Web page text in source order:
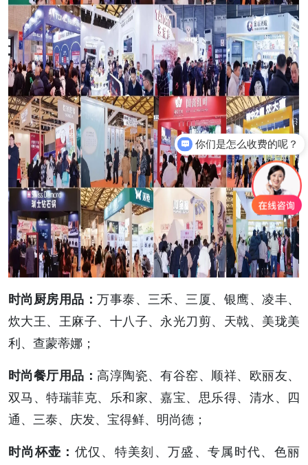
时尚厨房用品：万事泰、三禾、三厦、银鹰、凌丰、
炊大王、王麻子、十八子、永光刀剪、天戟、美珑美
利、查蒙蒂娜；
时尚餐厅用品： 高淳陶瓷、有谷窑、顺祥、欧丽友、
双马、特瑞菲克、乐和家、嘉宝、思乐得、清水、四
通、三泰、庆发、宝得鲜、明尚德；
时尚杯壶： 优仅、特美刻、万盛、专属时代、色丽
你们是怎么收费的呢？
规模有多大？